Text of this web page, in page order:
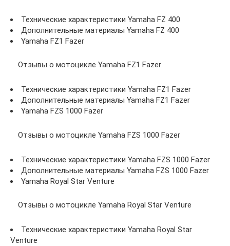
Технические характеристики Yamaha FZ 400
Дополнительные материалы Yamaha FZ 400
Yamaha FZ1 Fazer
Отзывы о мотоцикле Yamaha FZ1 Fazer
Технические характеристики Yamaha FZ1 Fazer
Дополнительные материалы Yamaha FZ1 Fazer
Yamaha FZS 1000 Fazer
Отзывы о мотоцикле Yamaha FZS 1000 Fazer
Технические характеристики Yamaha FZS 1000 Fazer
Дополнительные материалы Yamaha FZS 1000 Fazer
Yamaha Royal Star Venture
Отзывы о мотоцикле Yamaha Royal Star Venture
Технические характеристики Yamaha Royal Star
Venture